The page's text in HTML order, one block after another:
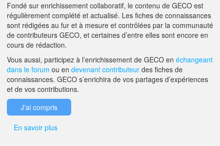
Aucun résultat
A PROPOS DE GECO AIDE
F.A.Q. NOUS CONTACTER
Fondé sur enrichissement collaboratif, le contenu de GECO est
régulièrement complété et actualisé. Les fiches de connaissances
sont rédigées au fur et à mesure et contrôlées par la communauté
de contributeurs GECO, et certaines d’entre elles sont encore en
cours de rédaction.
Vous aussi, participez à l’enrichissement de GECO en échangeant
dans le forum ou en devenant contributeur des fiches de
connaissances. GECO s’enrichira de vos partages d’expériences
et de vos contributions.
J'ai compris
En savoir plus